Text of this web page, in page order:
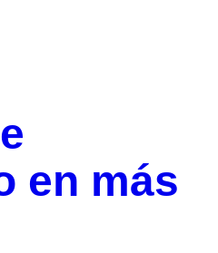
en más